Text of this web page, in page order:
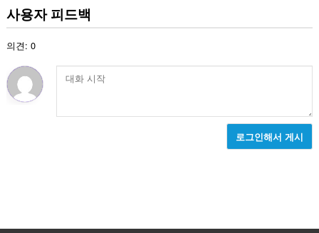
사용자 피드백
의견: 0
로그인해서 게시